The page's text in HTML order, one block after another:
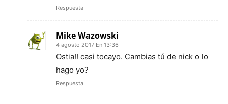
Respuesta
Mike Wazowski
4 agosto 2017 En 13:36
Ostia!! casi tocayo. Cambias tú de nick o lo
hago yo?
Respuesta